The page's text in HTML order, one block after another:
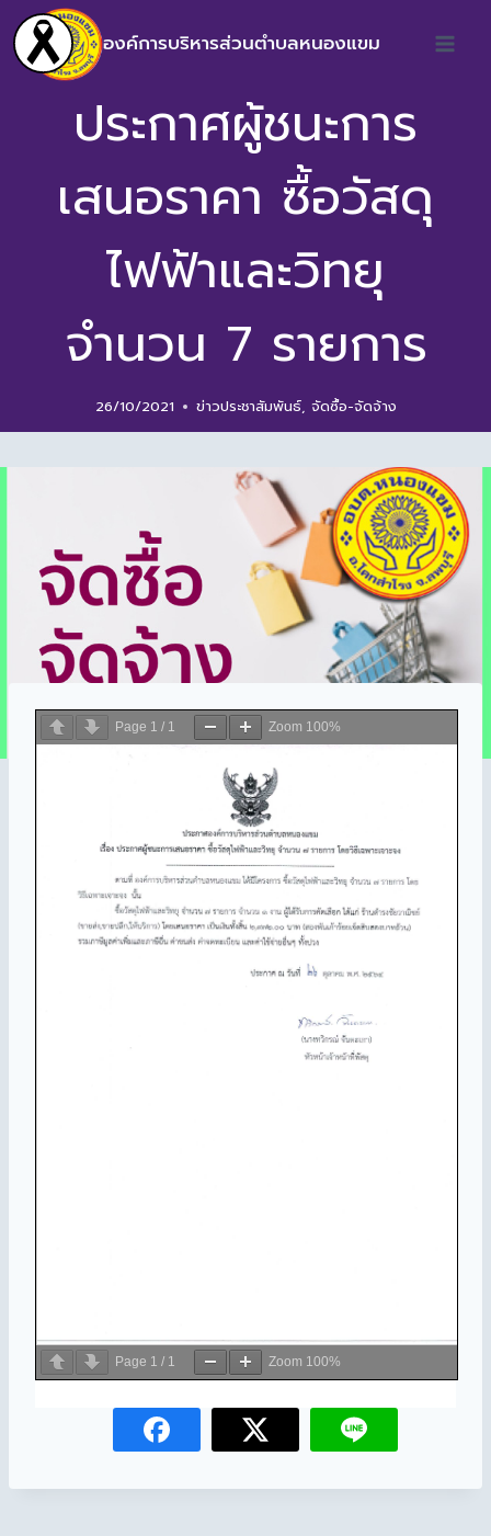
องค์การบริหารส่วนตำบลหนองแขม
ประกาศผู้ชนะการ
เสนอราคา ซื้อวัสดุ
ไฟฟ้าและวิทยุ
จำนวน 7 รายการ
26/10/2021 ข่าวประชาสัมพันธ์, จัดซื้อ-จัดจ้าง
Page 1 / 1 Zoom 100%
Page 1 / 1 Zoom 100%